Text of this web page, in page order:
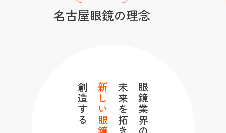
名古屋眼鏡の理念
眼鏡業界の
未来を拓き、
創造する